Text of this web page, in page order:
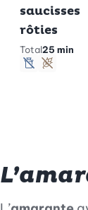
saucisses
rôties
Total25 min
sansSans